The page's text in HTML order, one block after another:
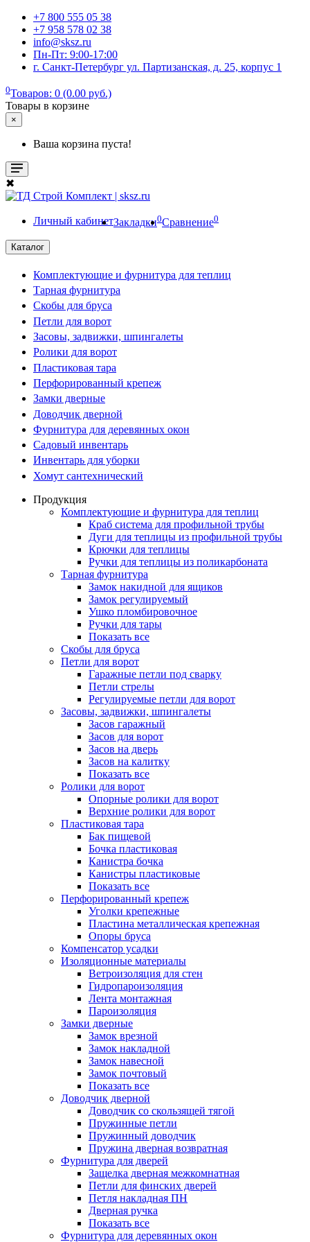
+7 800 555 05 38
+7 958 578 02 38
info@sksz.ru
Пн-Пт: 9:00-17:00
г. Санкт-Петербург ул. Партизанская, д. 25, корпус 1
0Товаров: 0 (0.00 руб.)
Товары в корзине
×
Ваша корзина пуста!
✖
Личный кабинетЗакладки0Сравнение0
Каталог
Комплектующие и фурнитура для теплиц
Тарная фурнитура
Скобы для бруса
Петли для ворот
Засовы, задвижки, шпингалеты
Ролики для ворот
Пластиковая тара
Перфорированный крепеж
Замки дверные
Доводчик дверной
Фурнитура для деревянных окон
Садовый инвентарь
Инвентарь для уборки
Хомут сантехнический
Продукция
Комплектующие и фурнитура для теплиц
Краб система для профильной трубы
Дуги для теплицы из профильной трубы
Крючки для теплицы
Ручки для теплицы из поликарбоната
Тарная фурнитура
Замок накидной для ящиков
Замок регулируемый
Ушко пломбировочное
Ручки для тары
Показать все
Скобы для бруса
Петли для ворот
Гаражные петли под сварку
Петли стрелы
Регулируемые петли для ворот
Засовы, задвижки, шпингалеты
Засов гаражный
Засов для ворот
Засов на дверь
Засов на калитку
Показать все
Ролики для ворот
Опорные ролики для ворот
Верхние ролики для ворот
Пластиковая тара
Бак пищевой
Бочка пластиковая
Канистра бочка
Канистры пластиковые
Показать все
Перфорированный крепеж
Уголки крепежные
Пластина металлическая крепежная
Опоры бруса
Компенсатор усадки
Изоляционные материалы
Ветроизоляция для стен
Гидропароизоляция
Лента монтажная
Пароизоляция
Замки дверные
Замок врезной
Замок накладной
Замок навесной
Замок почтовый
Показать все
Доводчик дверной
Доводчик со скользящей тягой
Пружинные петли
Пружинный доводчик
Пружина дверная возвратная
Фурнитура для дверей
Защелка дверная межкомнатная
Петли для финских дверей
Петля накладная ПН
Дверная ручка
Показать все
Фурнитура для деревянных окон